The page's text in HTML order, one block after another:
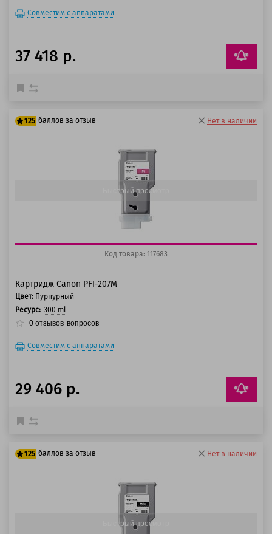
Совместим с аппаратами
37 418 р.
125 баллов за отзыв Нет в наличии
Быстрый просмотр
Код товара: 117683
Картридж Canon PFI-207M
Цвет: Пурпурный
Ресурс: 300 ml
0 отзывов вопросов
Совместим с аппаратами
29 406 р.
125 баллов за отзыв Нет в наличии
Быстрый просмотр